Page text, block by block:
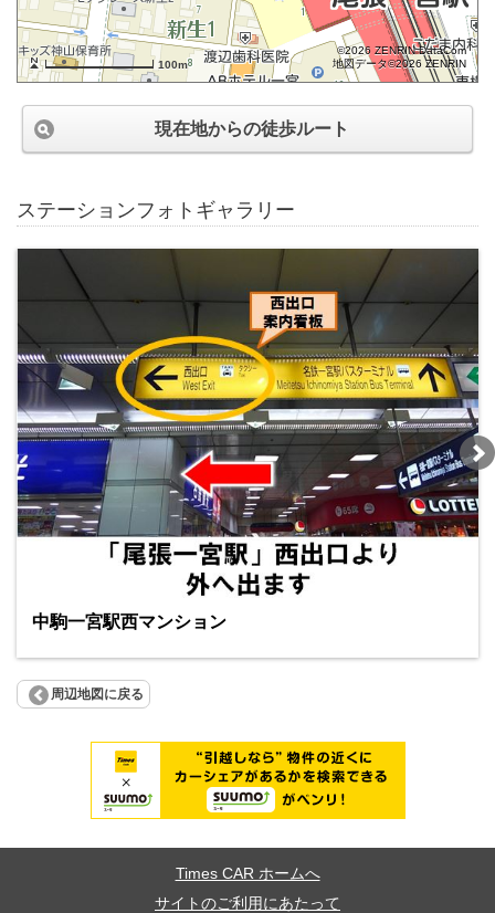
100m
©2026 ZENRIN DataCom
地図データ©2026 ZENRIN
現在地からの徒歩ルート
ステーションフォトギャラリー
中駒一宮駅西マンション
周辺地図に戻る
Times CAR ホームへ
サイトのご利用にあたって